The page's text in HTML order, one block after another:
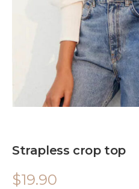
Strapless crop top
$19.90